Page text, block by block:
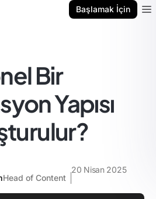
Başlamak İçin
Bir
Yapısı
Head of Content
20 Nisan 2025